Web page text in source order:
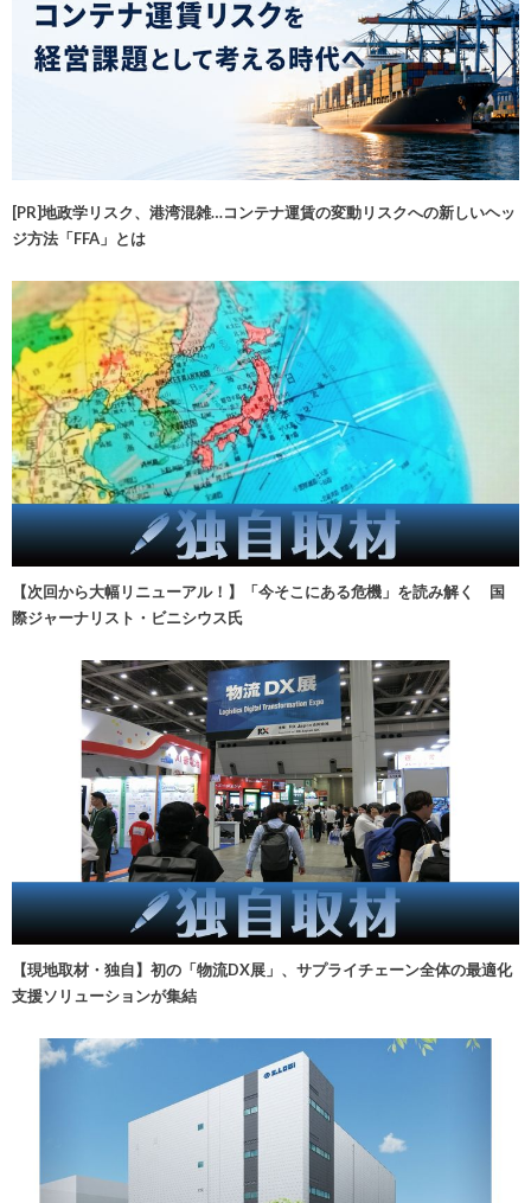
[PR]地政学リスク、港湾混雑…コンテナ運賃の変動リスクへの新しいヘッ
ジ方法「FFA」とは
【次回から大幅リニューアル！】「今そこにある危機」を読み解く 国
際ジャーナリスト・ビニシウス氏
【現地取材・独自】初の「物流DX展」、サプライチェーン全体の最適化
支援ソリューションが集結